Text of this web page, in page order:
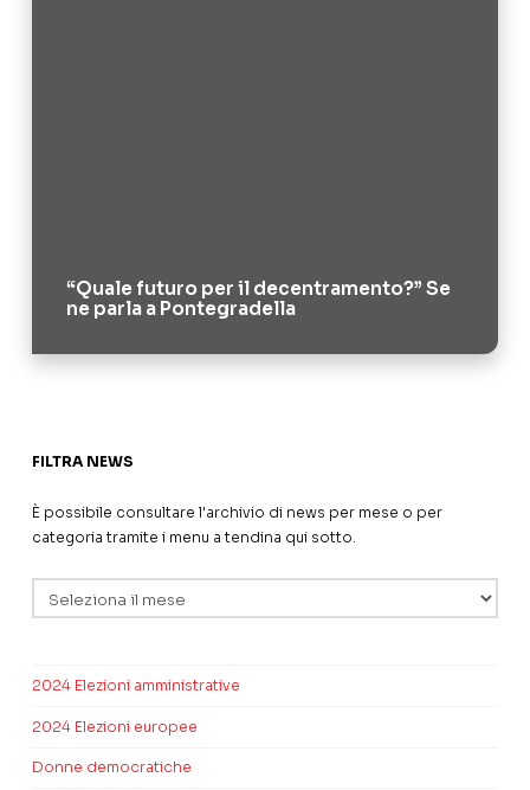
“Quale futuro per il decentramento?” Se
ne parla a Pontegradella
FILTRA NEWS
È possibile consultare l'archivio di news per mese o per
categoria tramite i menu a tendina qui sotto.
2024 Elezioni amministrative
2024 Elezioni europee
Donne democratiche